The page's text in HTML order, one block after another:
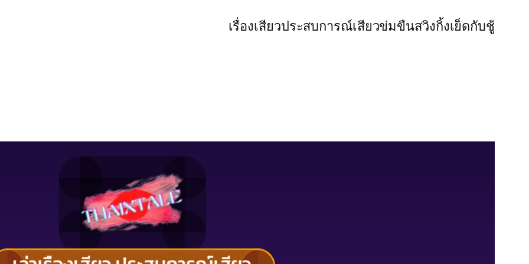
เรื่องเสียวประสบการณ์เสียวข่มขืนสวิงกิ้งเย็ดกับชู้